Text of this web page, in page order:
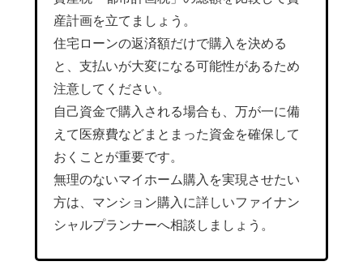
産計画を立てましょう。
住宅ローンの返済額だけで購入を決める
と、支払いが大変になる可能性があるため
注意してください。
自己資金で購入される場合も、万が一に備
えて医療費などまとまった資金を確保して
おくことが重要です。
無理のないマイホーム購入を実現させたい
方は、マンション購入に詳しいファイナン
シャルプランナーへ相談しましょう。